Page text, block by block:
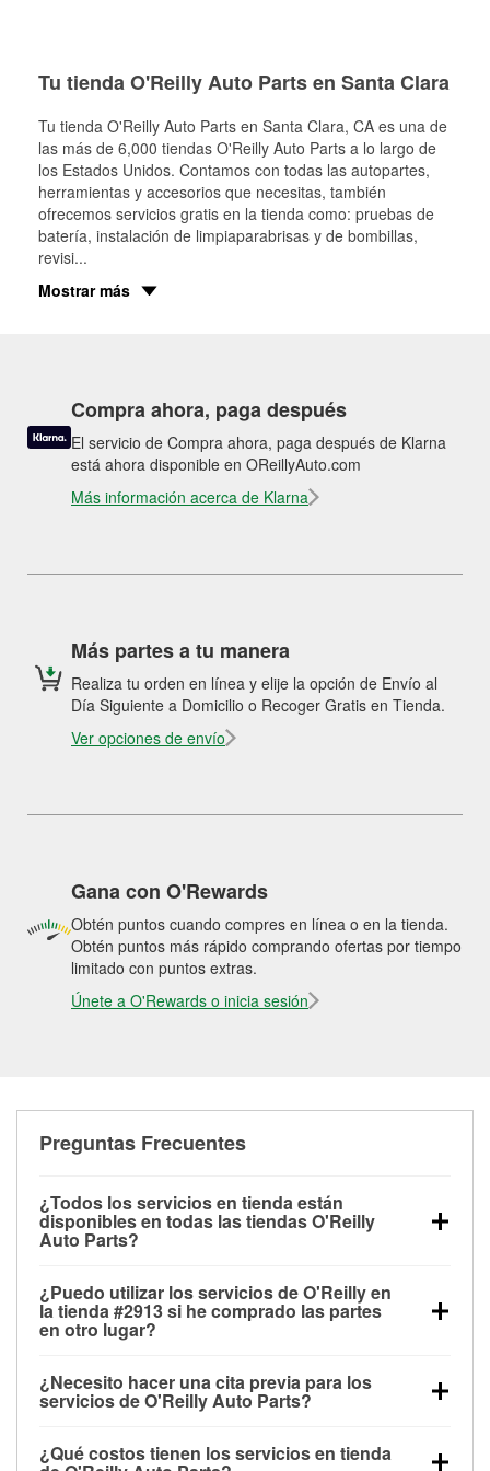
Tu tienda O'Reilly Auto Parts en Santa Clara
Tu tienda O'Reilly Auto Parts en Santa Clara, CA es una de
las más de 6,000 tiendas O'Reilly Auto Parts a lo largo de
los Estados Unidos. Contamos con todas las autopartes,
herramientas y accesorios que necesitas, también
ofrecemos servicios gratis en la tienda como: pruebas de
batería, instalación de limpiaparabrisas y de bombillas,
revisi...
Mostrar más
Compra ahora, paga después
El servicio de Compra ahora, paga después de Klarna
está ahora disponible en OReillyAuto.com
Más información acerca de Klarna
Más partes a tu manera
Realiza tu orden en línea y elije la opción de Envío al
Día Siguiente a Domicilio o Recoger Gratis en Tienda.
Ver opciones de envío
Gana con O'Rewards
Obtén puntos cuando compres en línea o en la tienda.
Obtén puntos más rápido comprando ofertas por tiempo
limitado con puntos extras.
Únete a O'Rewards o inicia sesión
Preguntas Frecuentes
¿Todos los servicios en tienda están
disponibles en todas las tiendas O'Reilly
Auto Parts?
las pruebas de batería, pruebas de alternador y
motor de arranque, revisión de la luz “Check Engine”
con O'Reilly VeriScan® e instalación de
limpiaparabrisas o bombillas, están disponibles en
todas las tiendas O'Reilly Auto Parts. La tienda
servicios especializados como:reciclaje de baterías
¿Puedo utilizar los servicios de O'Reilly en
la tienda #2913 si he comprado las partes
en otro lugar?
de O'Reilly Auto Parts que estén disponibles en la
tienda #2913 de Santa Clara, CA aunque hayas
pruebas de batería y recarga, así como reciclaje de
¿Necesito hacer una cita previa para los
servicios de O'Reilly Auto Parts?
los servicios ofrecidos en la tienda O'Reilly Auto
¿Qué costos tienen los servicios en tienda